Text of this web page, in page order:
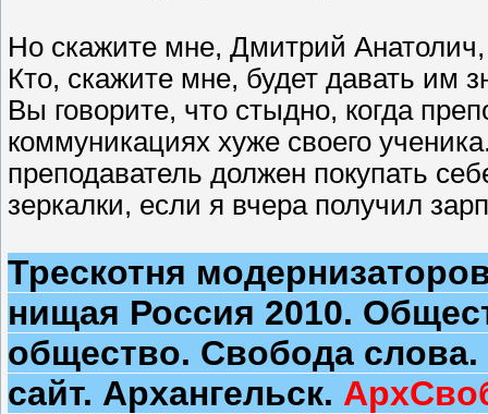
Но скажите мне, Дмитрий Анатолич,
Кто, скажите мне, будет давать им
Вы говорите, что стыдно, когда
коммуникациях хуже своего
преподаватель должен покупать
зеркалки, если я вчера получил
Трескотня
нищая Россия 2010.
общество. Свобода
сайт. Архангельск.